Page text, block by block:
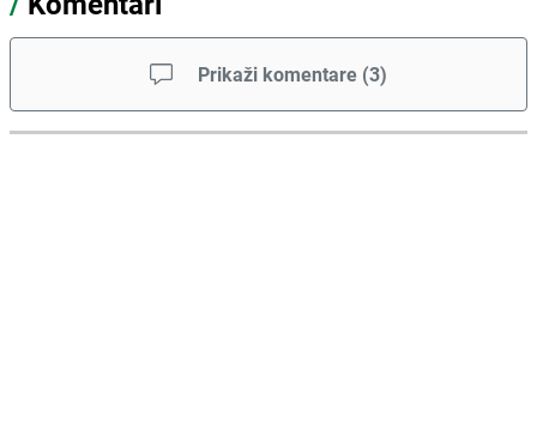
Prikaži komentare (3)